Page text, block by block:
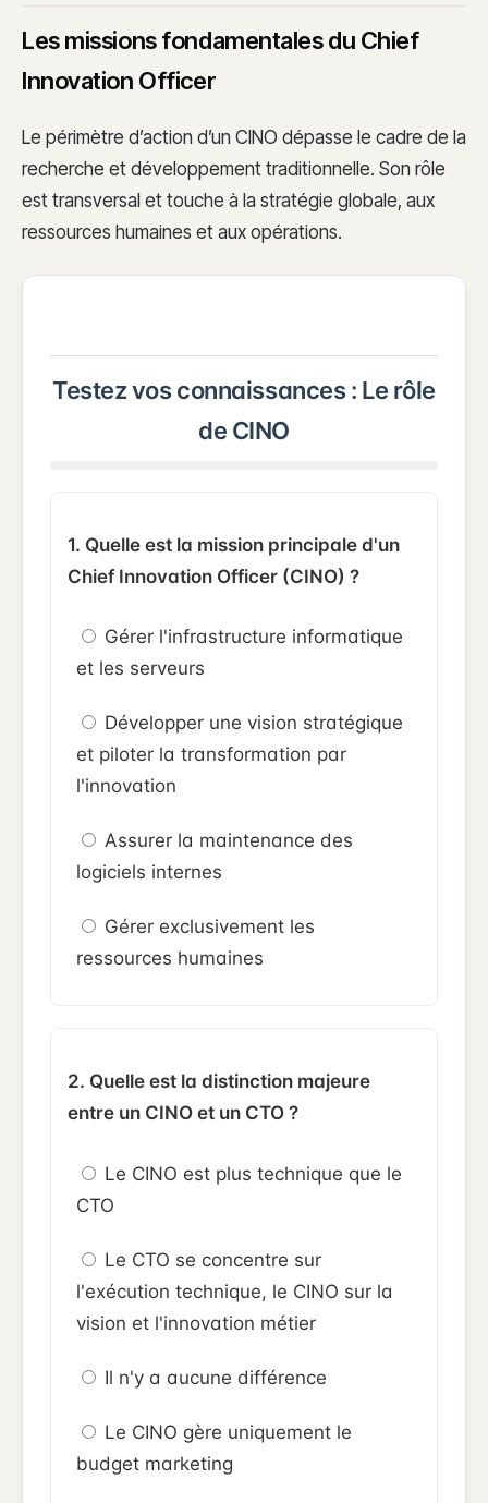
Les missions fondamentales du Chief
Innovation Officer
Le périmètre d’action d’un CINO dépasse le cadre de la
recherche et développement traditionnelle. Son rôle
est transversal et touche à la stratégie globale, aux
ressources humaines et aux opérations.
Testez vos connaissances : Le rôle
de CINO
1. Quelle est la mission principale d'un
Chief Innovation Officer (CINO) ?
Gérer l'infrastructure informatique
et les serveurs
Développer une vision stratégique
et piloter la transformation par
l'innovation
Assurer la maintenance des
logiciels internes
Gérer exclusivement les
ressources humaines
2. Quelle est la distinction majeure
entre un CINO et un CTO ?
Le CINO est plus technique que le
CTO
Le CTO se concentre sur
l'exécution technique, le CINO sur la
vision et l'innovation métier
Il n'y a aucune différence
Le CINO gère uniquement le
budget marketing